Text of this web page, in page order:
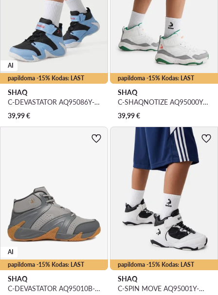
papildoma -15% Kodas: LAST
AI
SHAQ
C-DEVASTATOR AQ95086Y-BLZ · Krepšinio batai
39,99€
papildoma -15% Kodas: LAST
SHAQ
C-SHAQNOTIZE AQ95000Y-WNZ · Krepšinio batai
39,99€
papildoma -15% Kodas: LAST
AI
SHAQ
C-DEVASTATOR AQ95010B-V · Krepšinio batai
papildoma -15% Kodas: LAST
SHAQ
C-SPIN MOVE AQ95001Y-WZ · Krepšinio batai